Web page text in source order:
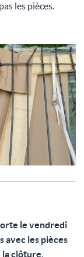
les pièces.
le vendredi
avec les pièces
la clôture.